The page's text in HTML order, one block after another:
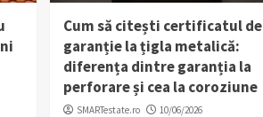
Cum să citești certificatul de
garanție la țigla metalică:
diferența dintre garanția la
perforare și cea la coroziune
SMARTestate.ro 10/06/2026